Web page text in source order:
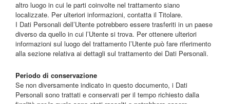
altro luogo in cui le parti coinvolte nel trattamento siano
localizzate. Per ulteriori informazioni, contatta il Titolare.
I Dati Personali dell’Utente potrebbero essere trasferiti in un paese
diverso da quello in cui l’Utente si trova. Per ottenere ulteriori
informazioni sul luogo del trattamento l’Utente può fare riferimento
alla sezione relativa ai dettagli sul trattamento dei Dati Personali.
Periodo di conservazione
Se non diversamente indicato in questo documento, i Dati
Personali sono trattati e conservati per il tempo richiesto dalla